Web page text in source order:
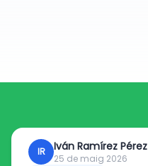
IR Iván Ramírez Pérez
25 de maig 2026